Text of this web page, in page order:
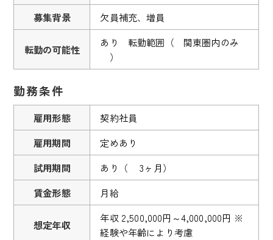
募集背景
欠員補充、増員
転勤の可能性
あり 転勤範囲（ 関東圏内のみ
）
勤務条件
雇用形態
契約社員
雇用期間
定めあり
試用期間
あり（ 3ヶ月）
賃金形態
月給
想定年収
年収 2,500,000円～4,000,000円 ※
経験や年齢により考慮